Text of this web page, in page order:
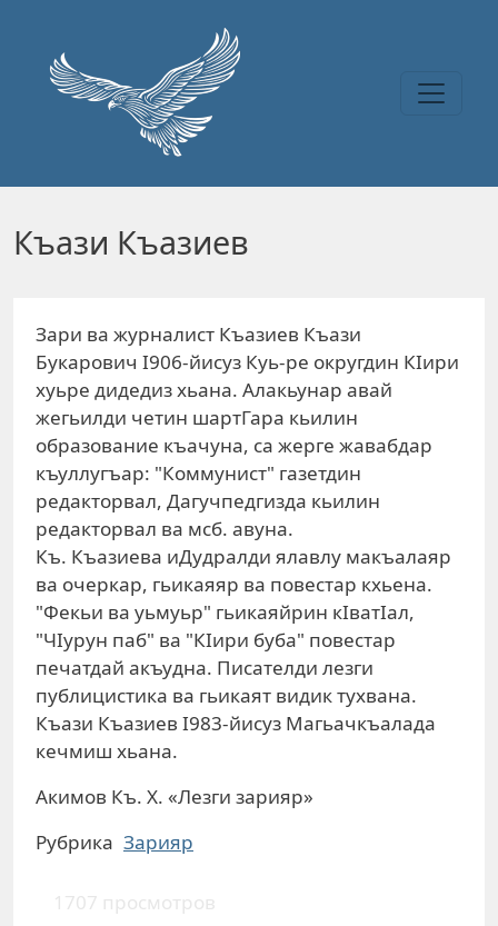
Къази Къазиев
Зари ва журналист Къазиев Къази
Букарович I906-йисуз Куь-ре округдин КIири
хуьре дидедиз хьана. Алакьунар авай
жегьилди четин шартГара кьилин
образование къачуна, са жерге жавабдар
къуллугъар: "Коммунист" газетдин
редакторвал, Дагучпедгизда кьилин
редакторвал ва мсб. авуна.
Къ. Къазиева иДудралди ялавлу макъалаяр
ва очеркар, гьикаяяр ва повестар кхьена.
"Фекьи ва уьмуьр" гьикаяйрин кIватIал,
"ЧIурун паб" ва "КIири буба" повестар
печатдай акъудна. Писателди лезги
публицистика ва гьикаят видик тухвана.
Къази Къазиев I983-йисуз Магьачкъалада
кечмиш хьана.
Акимов Къ. Х. «Лезги зарияр»
Рубрика Зарияр
1707 просмотров